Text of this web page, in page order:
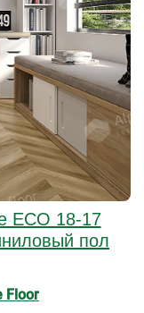
ECO 18-17
пол
Floor